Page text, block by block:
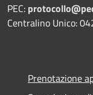
PEC:
Centralino Unico:
Prenotazione